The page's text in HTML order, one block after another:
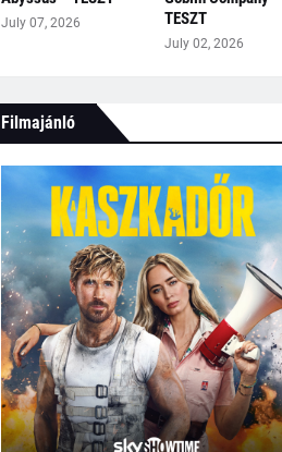
July 07, 2026
TESZT
July 02, 2026
Filmajánló